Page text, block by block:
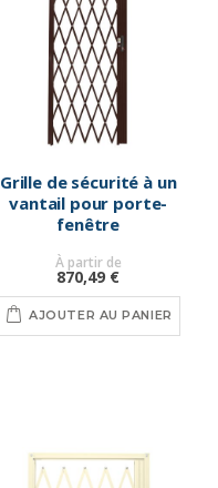
Grille de sécurité à un
vantail pour porte-
fenêtre
À partir de
870,49 €
AJOUTER AU PANIER